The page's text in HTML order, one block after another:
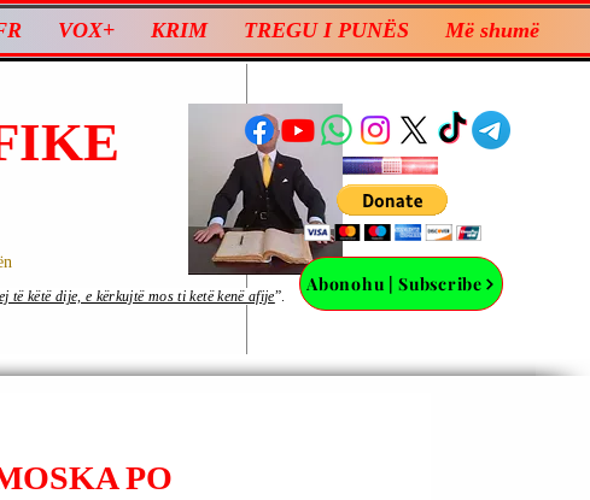
VOX+ KRIM TREGU I PUNËS Më shumë
Abonohu | Subscribe
të këtë dije, e kërkujtë mos ti ketë kenë afije”.
PO